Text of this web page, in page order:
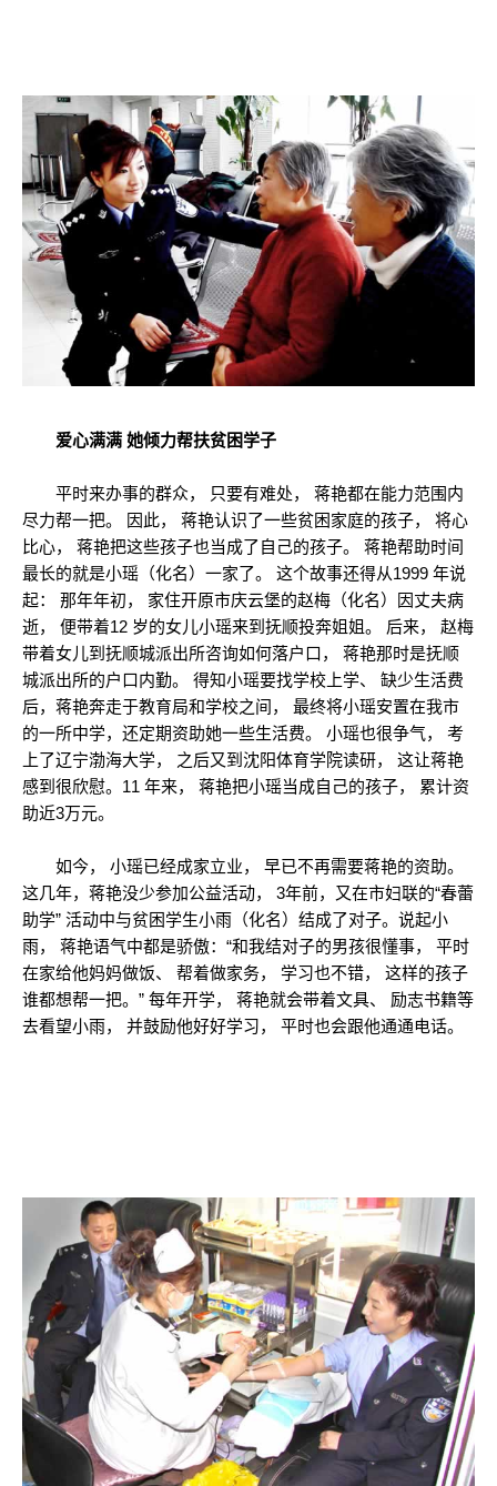
爱心满满 她倾力帮扶贫困学子
平时来办事的群众， 只要有难处， 蒋艳都在能力范围内
尽力帮一把。 因此， 蒋艳认识了一些贫困家庭的孩子， 将心
比心， 蒋艳把这些孩子也当成了自己的孩子。 蒋艳帮助时间
最长的就是小瑶（化名）一家了。 这个故事还得从1999 年说
起： 那年年初， 家住开原市庆云堡的赵梅（化名）因丈夫病
逝， 便带着12 岁的女儿小瑶来到抚顺投奔姐姐。 后来， 赵梅
带着女儿到抚顺城派出所咨询如何落户口， 蒋艳那时是抚顺
城派出所的户口内勤。 得知小瑶要找学校上学、 缺少生活费
后，蒋艳奔走于教育局和学校之间， 最终将小瑶安置在我市
的一所中学，还定期资助她一些生活费。 小瑶也很争气， 考
上了辽宁渤海大学， 之后又到沈阳体育学院读研， 这让蒋艳
感到很欣慰。11 年来， 蒋艳把小瑶当成自己的孩子， 累计资
助近3万元。
如今， 小瑶已经成家立业， 早已不再需要蒋艳的资助。
这几年，蒋艳没少参加公益活动， 3年前，又在市妇联的“春蕾
助学” 活动中与贫困学生小雨（化名）结成了对子。说起小
雨， 蒋艳语气中都是骄傲：“和我结对子的男孩很懂事， 平时
在家给他妈妈做饭、 帮着做家务， 学习也不错， 这样的孩子
谁都想帮一把。” 每年开学， 蒋艳就会带着文具、 励志书籍等
去看望小雨， 并鼓励他好好学习， 平时也会跟他通通电话。